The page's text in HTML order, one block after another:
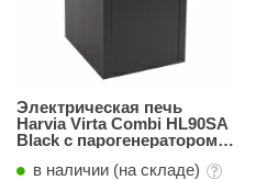
Электрическая печь
Harvia Virta Combi HL90SА
Black с парогенератором
в наличии (на складе)